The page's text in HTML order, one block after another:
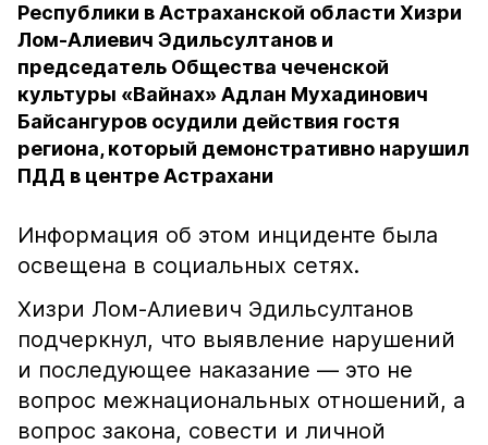
Республики в Астраханской области Хизри
Лом-Алиевич Эдильсултанов и
председатель Общества чеченской
культуры «Вайнах» Адлан Мухадинович
Байсангуров осудили действия гостя
региона, который демонстративно нарушил
ПДД в центре Астрахани
Информация об этом инциденте была
освещена в социальных сетях.
Хизри Лом-Алиевич Эдильсултанов
подчеркнул, что выявление нарушений
и последующее наказание — это не
вопрос межнациональных отношений, а
вопрос закона, совести и личной